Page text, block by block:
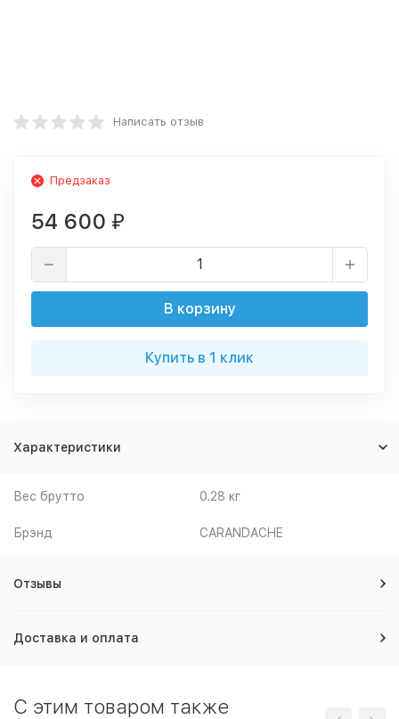
Написать отзыв
Предзаказ
54 600 ₽
В корзину
Купить в 1 клик
Характеристики
Вес брутто 0.28 кг
Брэнд CARANDACHE
Отзывы
Доставка и оплата
C этим товаром также